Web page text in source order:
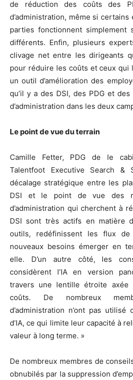
de réduction des coûts des
d’administration, même si
parties fonctionnent simplement
différents. Enfin, plusieurs
clivage net entre les dirigeants
pour réduire les coûts et ceux qui
un outil d’amélioration des
qu’il y a des DSI, des PDG et
d’administration dans les deux
Le point de vue du terrain
Camille Fetter, PDG de le
Talentfoot Executive Search &
décalage stratégique entre les
DSI et le point de vue des
d’administration qui cherchent à
DSI sont très actifs en matière
outils, redéfinissent les flux
nouveaux besoins émerger en
elle. D’un autre côté, les
considèrent l’IA en version
travers une lentille étroite axée
coûts. De nombreux
d’administration n’ont pas
d’IA, ce qui limite leur capacité à
valeur à long terme. »
De nombreux membres de
obnubilés par la suppression